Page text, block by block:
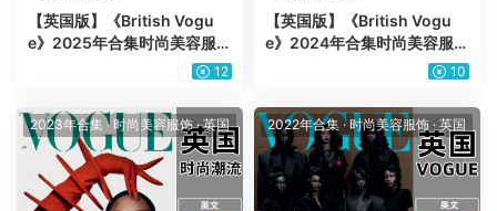
【英国版】《British Vogu
e》2025年合集时尚美容服饰
时装设计高清PDF杂志电子版
12
【英国版】《British Vogu
e》2024年合集时尚美容服饰
时装设计高清PDF杂志电子版
10
2023年合集 · 时尚美容服饰·英国 2022年合集 ·时尚美容服饰 · 英国